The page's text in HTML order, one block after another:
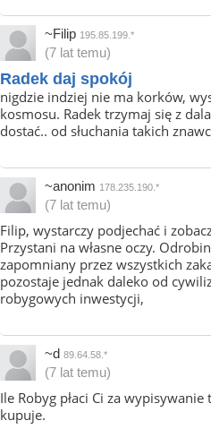
~Filip 195.85.199.*
(7 lat temu)
Radek daj spokój
nigdzie indziej nie ma korków,
kosmosu. Radek trzymaj się z
dostać.. od słuchania takich
~anonim 178.235.190.*
(7 lat temu)
Filip, wystarczy podjechać i
Przystani na własne oczy.
zapomniany przez wszystkich
pozostaje jednak daleko od
robygowych inwestycji,
~d 89.64.58.*
(7 lat temu)
Ile Robyg płaci Ci za
kupuje.